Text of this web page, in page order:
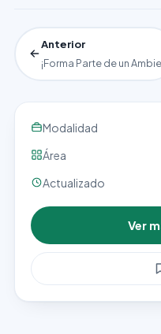
Anterior
¡Forma Parte de un
Modalidad
Área
Actualizado
Ver